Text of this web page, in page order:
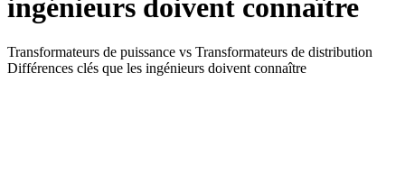
ingénieurs doivent connaître
Transformateurs de puissance vs Transformateurs de distribution
Différences clés que les ingénieurs doivent connaître